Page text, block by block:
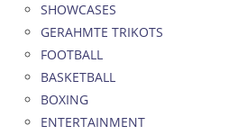
SHOWCASES
GERAHMTE TRIKOTS
FOOTBALL
BASKETBALL
BOXING
ENTERTAINMENT